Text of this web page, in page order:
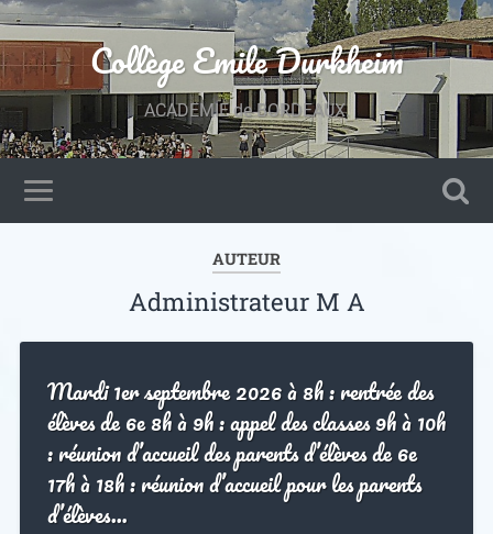
Collège Emile Durkheim
ACADEMIE de BORDEAUX.
AUTEUR
Administrateur M A
Mardi 1er septembre 2026 à 8h : rentrée des
élèves de 6e 8h à 9h : appel des classes 9h à 10h
: réunion d’accueil des parents d’élèves de 6e
17h à 18h : réunion d’accueil pour les parents
d’élèves…